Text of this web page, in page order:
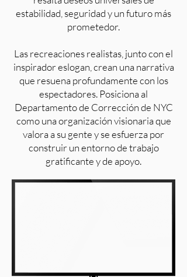
estabilidad, seguridad y un futuro más
prometedor.
Las recreaciones realistas, junto con el
inspirador eslogan, crean una narrativa
que resuena profundamente con los
espectadores. Posiciona al
Departamento de Corrección de NYC
como una organización visionaria que
valora a su gente y se esfuerza por
construir un entorno de trabajo
gratificante y de apoyo.